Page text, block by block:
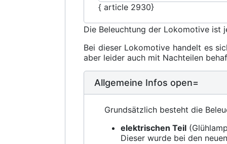
{ article 2930}
Die Beleuchtung der Lokomotive ist
Bei dieser Lokomotive handelt es
aber leider auch mit Nachteilen
Allgemeine Infos open=
Grundsätzlich besteht die
elektrischen Teil
Dieser wurde bei den